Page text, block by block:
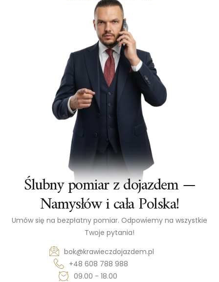
Ślubny pomiar z dojazdem —
Namysłów i cała Polska!
Umów się na bezpłatny pomiar. Odpowiemy na wszystkie
Twoje pytania!
bok@krawieczdojazdem.pl
+48 608 788 988
09.00 - 18.00